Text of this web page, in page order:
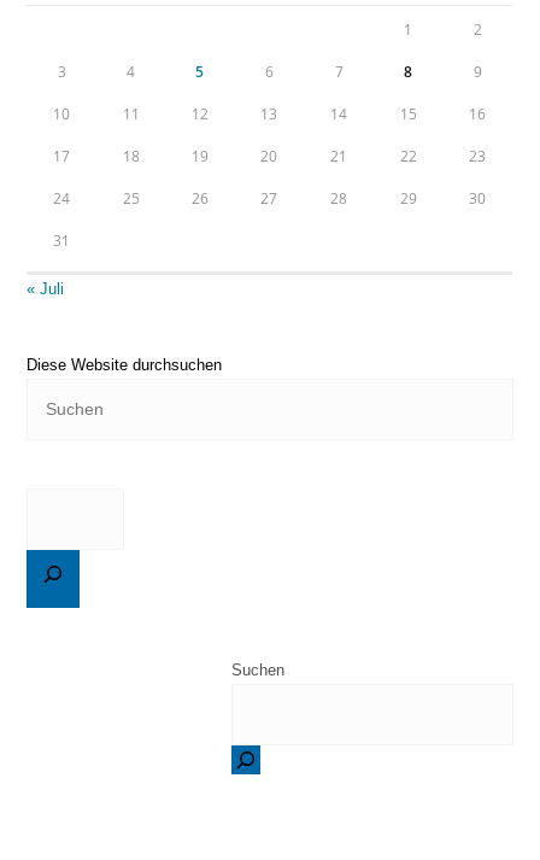
1 2
3 4 5 6 7 8 9
10 11 12 13 14 15 16
17 18 19 20 21 22 23
24 25 26 27 28 29 30
31
« Juli
Diese Website durchsuchen
Suchen